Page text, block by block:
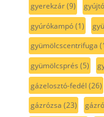
gyerekzár(9)
gyúrókampó(1)
gyümölcscentrifuga
gyümölcsprés (5)
gázelosztó-fedél (26)
gázrózsa (23)